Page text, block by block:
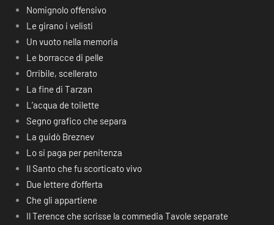
Nomignolo offensivo
Le girano i velisti
Un vuoto nella memoria
Le borracce di pelle
Orribile, scellerato
La fine di Tarzan
L’acqua de toilette
Segno grafico che separa
La guidò Breznev
Lo si paga per penitenza
Il Santo che fu scorticato vivo
Due lettere d’offerta
Che gli appartiene
Il Terence che scrisse la commedia Tavole separate